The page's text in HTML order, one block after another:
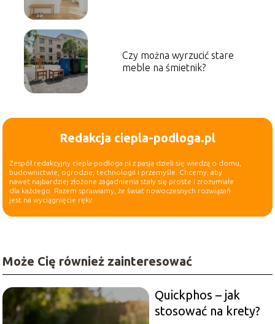
Czy można wyrzucić stare
meble na śmietnik?
Redakcja ciepla-podloga.pl
Zespół redakcyjny ciepla-podloga.pl z pasją dzieli się wiedzą o domu,
budownictwie, ogrodzie, technologii i przemyśle. Chcemy, aby
nawet najbardziej złożone zagadnienia stały się proste i zrozumiałe
dla każdego. Razem sprawiamy, że świat nowoczesnych rozwiązań
jest na wyciągnięcie ręki!
Może Cię również zainteresować
Quickphos – jak
stosować na krety?